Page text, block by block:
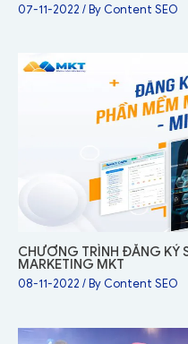
07-11-2022 / By Content SEO
CHƯƠNG TRÌNH ĐĂNG KÝ
MARKETING MKT
08-11-2022 / By Content SEO